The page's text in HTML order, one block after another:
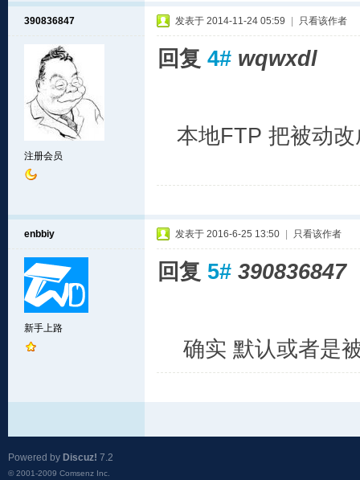
390836847
注册会员
发表于 2014-11-24 05:59 只看该作者
回复 4# wqwxdl
本地FTP 把被动改
enbbiy
新手上路
发表于 2016-6-25 13:50 只看该作者
回复 5# 390836847
确实 默认或者是
Powered by Discuz! 7.2
© 2001-2009 Comsenz Inc.